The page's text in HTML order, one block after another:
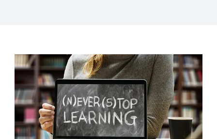
imagen
más
grande